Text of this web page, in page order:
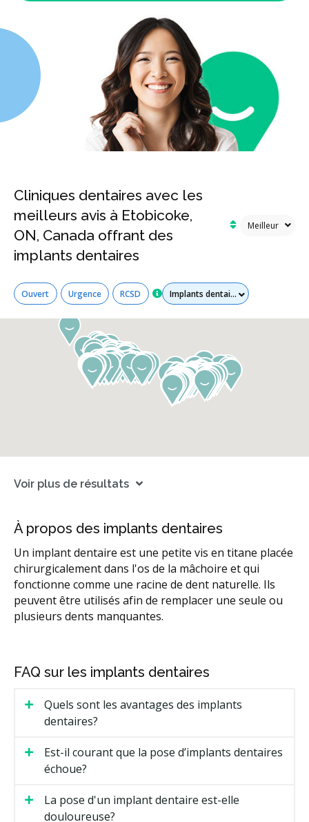
Cliniques dentaires avec les
meilleurs avis à Etobicoke,
ON, Canada offrant des
implants dentaires
Ouvert Urgence RCSD Tous les services
Voir plus de résultats
À propos des implants dentaires
Un implant dentaire est une petite vis en titane placée
chirurgicalement dans l'os de la mâchoire et qui
fonctionne comme une racine de dent naturelle. Ils
peuvent être utilisés afin de remplacer une seule ou
plusieurs dents manquantes.
FAQ sur les implants dentaires
Quels sont les avantages des implants
dentaires?
Est-il courant que la pose d’implants dentaires
échoue?
La pose d'un implant dentaire est-elle
douloureuse?